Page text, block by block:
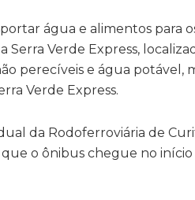
água e alimentos para
Serra Verde Express,
perecíveis e água potável,
Verde Express.
da Rodoferroviária de
que o ônibus chegue no